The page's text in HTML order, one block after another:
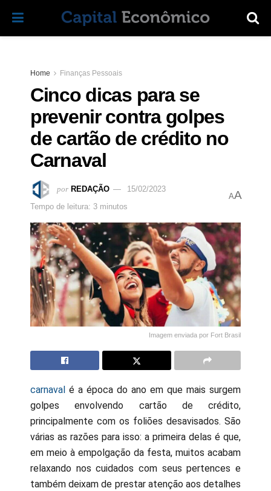
Home Finanças Pessoais
Cinco dicas para se
prevenir contra golpes
de cartão de crédito no
Carnaval
por REDAÇÃO
15/02/2023
Tempo de leitura: 3 minutos
AA
Imagem enviada por Fort Brasil
carnaval é a época do ano em que mais surgem
golpes envolvendo cartão de crédito,
principalmente com os foliões desavisados. São
várias as razões para isso: a primeira delas é que,
em meio à empolgação da festa, muitos acabam
relaxando nos cuidados com seus pertences e
também deixam de prestar atenção aos detalhes